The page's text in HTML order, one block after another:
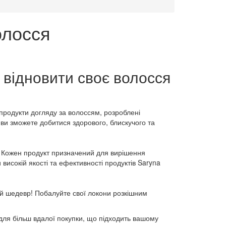
своє волосся
догляду за волоссям, розроблені
зможете добитися здорового, блискучого та
продукт призначений для вирішення
якості та ефективності продуктів Saryna
шедевр! Побалуйте свої локони розкішним
більш вдалої покупки, що підходить вашому